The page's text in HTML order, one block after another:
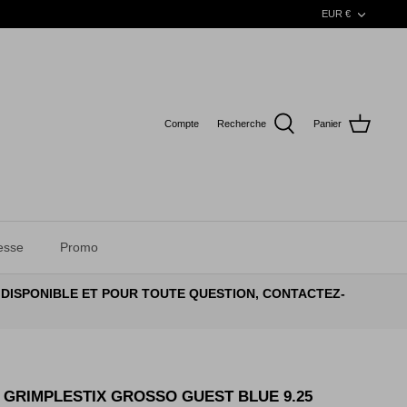
DEVISE
EUR €
Compte Recherche Panier
Promo
ET POUR TOUTE QUESTION, CONTACTEZ-
GROSSO GUEST BLUE 9.25